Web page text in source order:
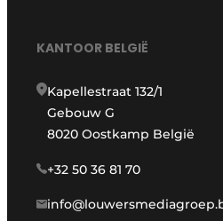
KANTOOR BELGIË
Kapellestraat 132/1
Gebouw G
8020 Oostkamp België
+32 50 36 81 70